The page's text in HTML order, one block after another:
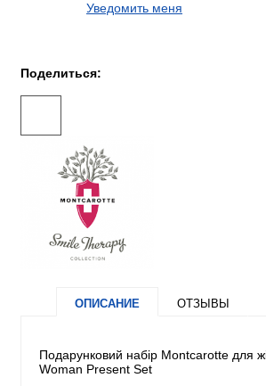
Уведомить меня
Поделиться:
ОПИСАНИЕ ОТЗЫВЫ
Подарунковий набір Montcarotte для
Woman Present Set